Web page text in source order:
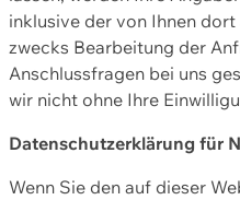
inklusive der von Ihnen
zwecks Bearbeitung der
Anschlussfragen bei uns
wir nicht ohne Ihre
Datenschutzerklärung für
Wenn Sie den auf dieser